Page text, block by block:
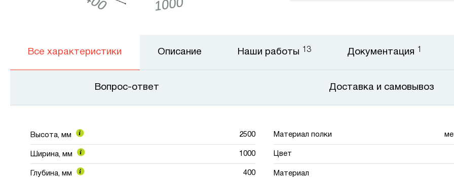
Все характеристики
Высота, мм 2500
Ширина, мм 1000
Глубина, мм 400
Материал полки
Цвет
Материал
Описание Наши работы 13 Документация 1
Вопрос-ответ Доставка и самовывоз